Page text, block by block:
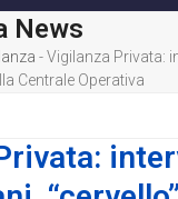
News
-Vigilanza Privata:
Centrale Operativa